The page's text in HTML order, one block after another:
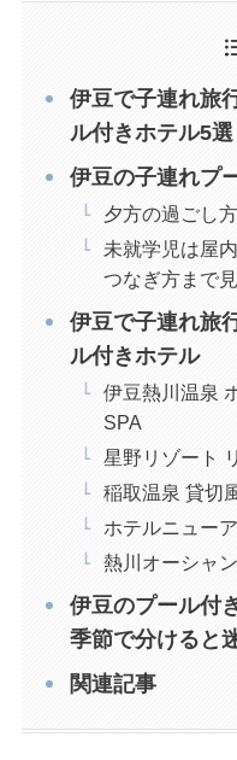
伊豆で子連れ旅
ル付きホテル5選
伊豆の子連れプ
夕方の過ごし
未就学児は屋
つなぎ方まで
伊豆で子連れ旅
ル付きホテル
伊豆熱川温泉
SPA
星野リゾート
稲取温泉 貸切
ホテルニュー
熱川オーシャ
伊豆のプール付
季節で分けると
関連記事